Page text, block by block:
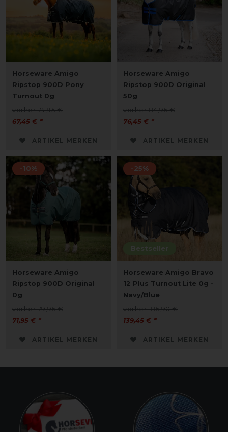
Horseware Amigo
Ripstop 900D Pony
Turnout 0g
vorher 74,95 €
67,45 € *
ARTIKEL MERKEN
Horseware Amigo
Ripstop 900D Original
50g
vorher 84,95 €
76,45 € *
ARTIKEL MERKEN
-10%
Horseware Amigo
Ripstop 900D Original
0g
vorher 79,95 €
71,95 € *
ARTIKEL MERKEN
Bestseller
-25%
Horseware Amigo Bravo
12 Plus Turnout Lite 0g -
Navy/Blue
vorher 185,90 €
139,45 € *
ARTIKEL MERKEN